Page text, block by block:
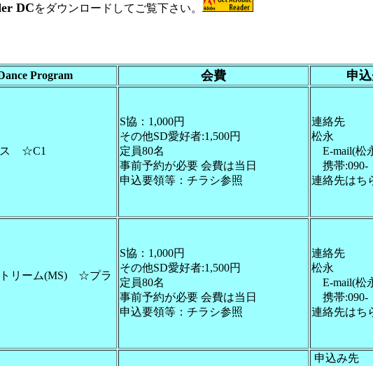
DCをダウンロードしてご覧下さい。
Program 会費 申
ス ☆C1
S協：1,000円
その他SD愛好者:1,500円
定員80名
事前予約が必要 会費は当日
申込要領等：チラシ参照
連絡先
松永
E-mail(松
携帯:090-
連絡先はち
トリーム(MS) ☆プラ
S協：1,000円
その他SD愛好者:1,500円
定員80名
事前予約が必要 会費は当日
申込要領等：チラシ参照
連絡先
松永
E-mail(松
携帯:090-
連絡先はち
申込み先